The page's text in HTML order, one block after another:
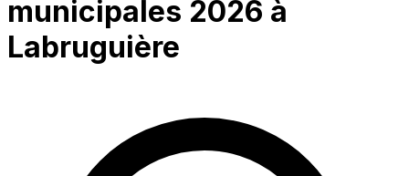
municipales 2026 à
Labruguière